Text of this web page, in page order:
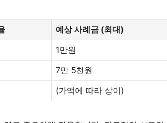
예상 사례금 (최대)
1만원
7만 5천원
(가액에 따라 상이)